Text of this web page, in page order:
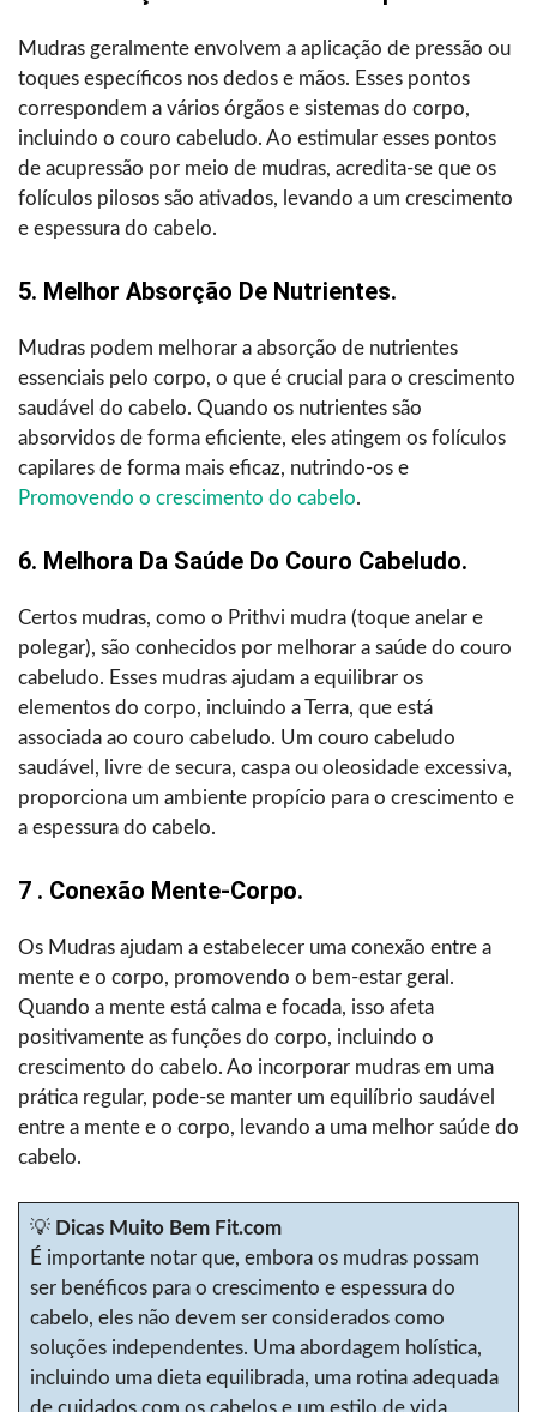
Mudras geralmente envolvem a aplicação de pressão ou
toques específicos nos dedos e mãos. Esses pontos
correspondem a vários órgãos e sistemas do corpo,
incluindo o couro cabeludo. Ao estimular esses pontos
de acupressão por meio de mudras, acredita-se que os
folículos pilosos são ativados, levando a um crescimento
e espessura do cabelo.
5. Melhor Absorção De Nutrientes.
Mudras podem melhorar a absorção de nutrientes
essenciais pelo corpo, o que é crucial para o crescimento
saudável do cabelo. Quando os nutrientes são
absorvidos de forma eficiente, eles atingem os folículos
capilares de forma mais eficaz, nutrindo-os e
Promovendo o crescimento do cabelo.
6. Melhora Da Saúde Do Couro Cabeludo.
Certos mudras, como o Prithvi mudra (toque anelar e
polegar), são conhecidos por melhorar a saúde do couro
cabeludo. Esses mudras ajudam a equilibrar os
elementos do corpo, incluindo a Terra, que está
associada ao couro cabeludo. Um couro cabeludo
saudável, livre de secura, caspa ou oleosidade excessiva,
proporciona um ambiente propício para o crescimento e
a espessura do cabelo.
7 . Conexão Mente-Corpo.
Os Mudras ajudam a estabelecer uma conexão entre a
mente e o corpo, promovendo o bem-estar geral.
Quando a mente está calma e focada, isso afeta
positivamente as funções do corpo, incluindo o
crescimento do cabelo. Ao incorporar mudras em uma
prática regular, pode-se manter um equilíbrio saudável
entre a mente e o corpo, levando a uma melhor saúde do
cabelo.
💡 Dicas Muito Bem Fit.com
É importante notar que, embora os mudras possam
ser benéficos para o crescimento e espessura do
cabelo, eles não devem ser considerados como
soluções independentes. Uma abordagem holística,
incluindo uma dieta equilibrada, uma rotina adequada
de cuidados com os cabelos e um estilo de vida